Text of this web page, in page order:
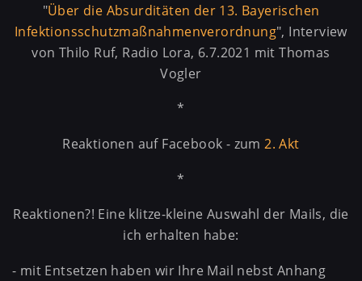
"Über die Absurditäten der 13. Bayerischen
Infektionsschutzmaßnahmenverordnung", Interview
von Thilo Ruf, Radio Lora, 6.7.2021 mit Thomas
Vogler
*
Reaktionen auf Facebook - zum2. Akt
*
Reaktionen?! Eine klitze-kleine Auswahl der Mails, die
ich erhalten habe:
- mit Entsetzen haben wir Ihre Mail nebst Anhang